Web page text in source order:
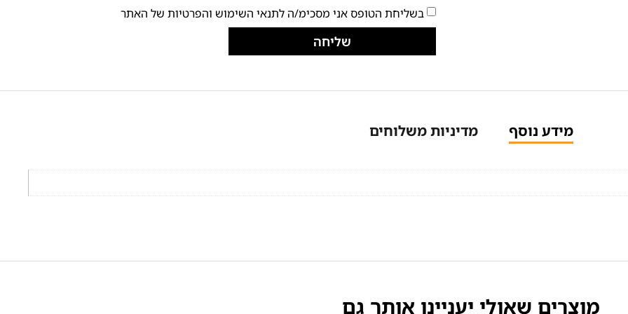
בשליחת הטופס אני מסכימ/ה לתנאי השימוש והפרטיות של האתר
שליחה
מידע נוסף מדיניות משלוחים
מוצרים שאולי יעניינו אותך גם